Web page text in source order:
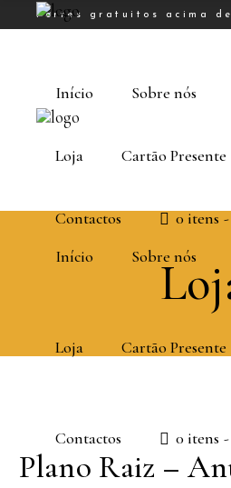
Portes gratuitos acima
Início Sobre nós
Loja Cartão Presente
Contactos 0 itens
Início Sobre nós
Loja Cartão Presente
Contactos 0 itens
Plano Raiz –